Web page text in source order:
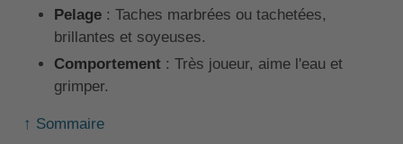
Pelage: Taches marbrées ou tachetées,
brillantes et soyeuses.
Comportement: Très joueur, aime l'eau et
grimper.
↑ Sommaire